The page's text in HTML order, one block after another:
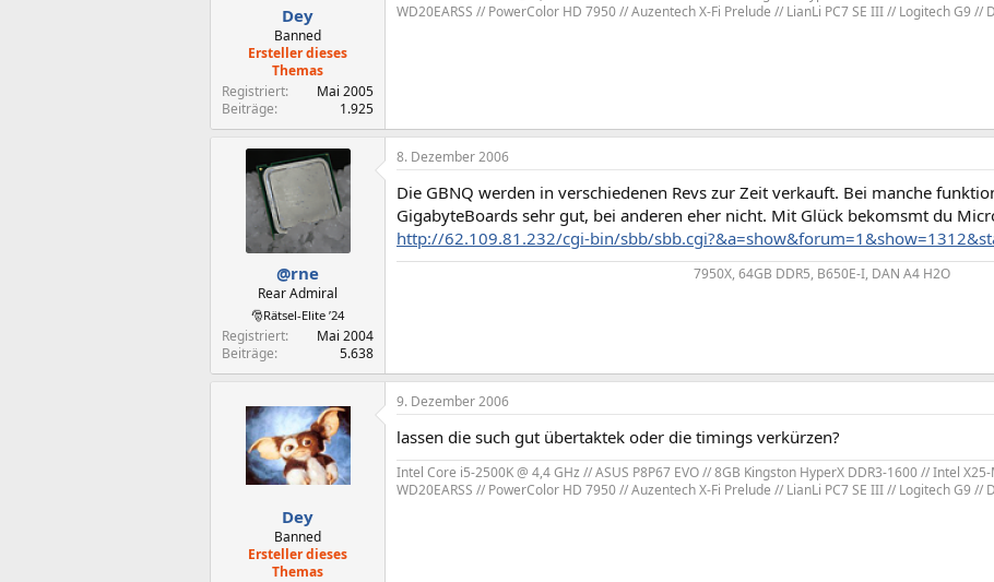
Dey
Banned
Ersteller dieses
Themas
Registriert
Mai 2005
Beiträge
1.925
WD20EARSS // PowerColor HD 7950 // Auzentech X-Fi Prelude // LianLi PC7 SE III // Logitech G9 //
@rne
Rear Admiral
🎅Rätsel-Elite ’24
Registriert
Mai 2004
Beiträge
5.638
8. Dezember 2006
Die GBNQ werden in verschiedenen Revs zur Zeit verkauft. Bei manche
GigabyteBoards sehr gut, bei anderen eher nicht. Mit Glück bekomsmt du
http://62.109.81.232/cgi-bin/sbb/
7950X, 64GB DDR5, B650E-I, DAN A4 H2O​
Dey
Banned
Ersteller dieses
Themas
9. Dezember 2006
lassen die such gut übertaktek oder die timings verkürzen?
Intel Core i5-2500K @ 4,4 GHz // ASUS P8P67 EVO // 8GB Kingston HyperX DDR3-1600 // Intel
WD20EARSS // PowerColor HD 7950 // Auzentech X-Fi Prelude // LianLi PC7 SE III // Logitech G9 //